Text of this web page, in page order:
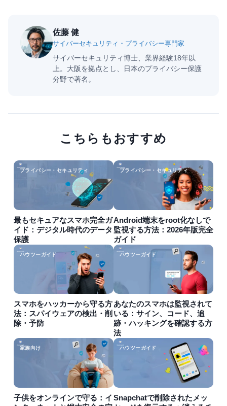
佐藤 健
サイバーセキュリティ・プライバシー専門家
サイバーセキュリティ博士、業界経験18年以
上。大阪を拠点とし、日本のプライバシー保護
分野で著名。
こちらもおすすめ
プライバシー・セキュリティ
最もセキュアなスマホ完全ガ
イド：デジタル時代のデータ
保護
プライバシー・セキュリティ
Android端末をroot化なしで
監視する方法：2026年版完全
ガイド
ハウツーガイド
スマホをハッカーから守る方
法：スパイウェアの検出・削
除・予防
ハウツーガイド
あなたのスマホは監視されて
いる：サイン、コード、追
跡・ハッキングを確認する方
法
家族向け
子供をオンラインで守る：イ
ハウツーガイド
Snapchatで削除されたメッ